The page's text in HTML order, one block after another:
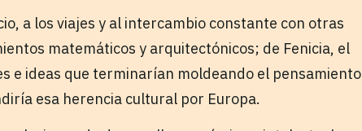
a los viajes y al intercambio constante con otras
matemáticos y arquitectónicos; de Fenicia, el
e ideas que terminarían moldeando el pensamiento
esa herencia cultural por Europa.